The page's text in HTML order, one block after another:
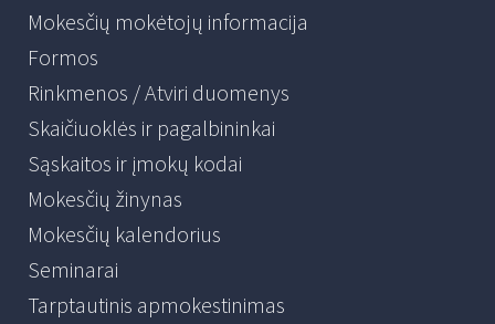
Mokesčių mokėtojų informacija
Formos
Rinkmenos / Atviri duomenys
Skaičiuoklės ir pagalbininkai
Sąskaitos ir įmokų kodai
Mokesčių žinynas
Mokesčių kalendorius
Seminarai
Tarptautinis apmokestinimas